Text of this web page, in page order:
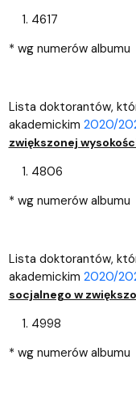
4617
* wg numerów albumu
Lista doktorantów,
akademickim 2020/
zwiększonej
4806
* wg numerów albumu
Lista doktorantów,
akademickim 2020/
socjalnego w
4998
* wg numerów albumu